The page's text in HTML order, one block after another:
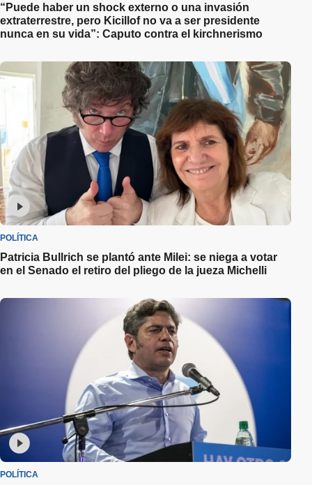
“Puede haber un shock externo o una invasión
extraterrestre, pero Kicillof no va a ser presidente
nunca en su vida”: Caputo contra el kirchnerismo
POLÍTICA
Patricia Bullrich se plantó ante Milei: se niega a votar
en el Senado el retiro del pliego de la jueza Michelli
POLÍTICA